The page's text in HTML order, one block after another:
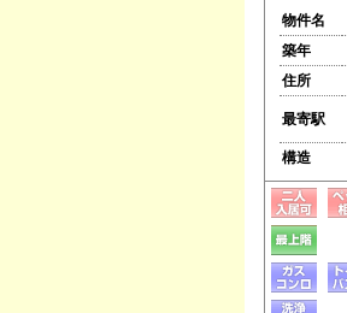
物件名
築年
住所
最寄駅
構造